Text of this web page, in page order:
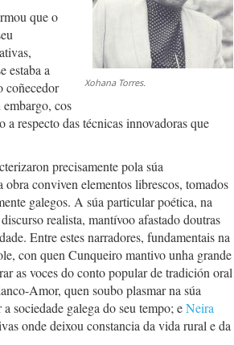
Xohana Torres.
que o
estaba a
coñecedor
cos
respecto das técnicas innovadoras que
precisamente pola súa
conviven elementos librescos, tomados
galegos. A súa particular poética, na
realista, mantívoo afastado doutras
Entre estes narradores, fundamentais na
con quen Cunqueiro mantivo unha grande
as voces do conto popular de tradición oral
Amor, quen soubo plasmar na súa
sociedade galega do seu tempo; eNeira
onde deixou constancia da vida rural e da